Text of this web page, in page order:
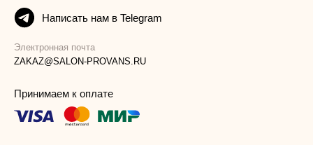
Написать нам в Telegram
Электронная почта
ZAKAZ@SALON-PROVANS.RU
Принимаем к оплате